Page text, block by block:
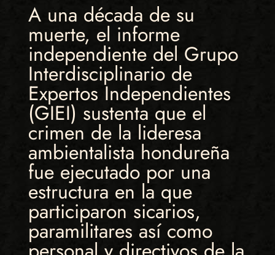
A una década de su
muerte, el informe
independiente del Grupo
Interdisciplinario de
Expertos Independientes
(GIEI) sustenta que el
crimen de la lideresa
ambientalista hondureña
fue ejecutado por una
estructura en la que
participaron sicarios,
paramilitares así como